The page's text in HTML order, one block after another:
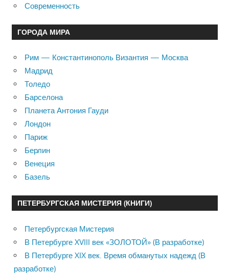
Современность
ГОРОДА МИРА
Рим — Константинополь Византия — Москва
Мадрид
Толедо
Барселона
Планета Антония Гауди
Лондон
Париж
Берлин
Венеция
Базель
ПЕТЕРБУРГСКАЯ МИСТЕРИЯ (КНИГИ)
Петербургская Мистерия
В Петербурге XVIII век «ЗОЛОТОЙ» (В разработке)
В Петербурге XIX век. Время обманутых надежд (В
разработке)